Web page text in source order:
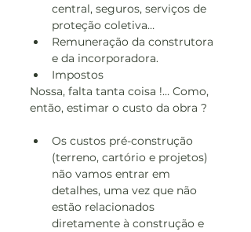
central, seguros, serviços de
proteção coletiva…
Remuneração da construtora
e da incorporadora.
Impostos
Nossa, falta tanta coisa !… Como,
então, estimar o custo da obra ?
Os custos pré-construção
(terreno, cartório e projetos)
não vamos entrar em
detalhes, uma vez que não
estão relacionados
diretamente à construção e